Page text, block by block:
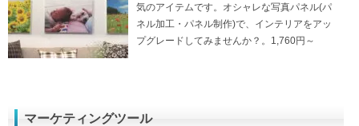
気のアイテムです。オシャレな写真パネル(パ
ネル加工・パネル制作)で、インテリアをアッ
プグレードしてみませんか？。1,760円～
マーケティングツール